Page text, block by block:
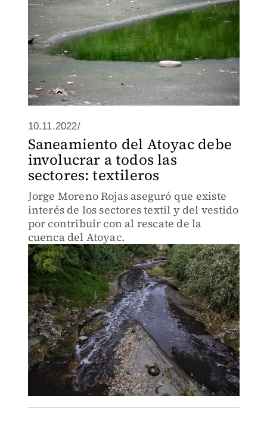
10.11.2022/
Saneamiento del Atoyac debe
involucrar a todos las
sectores: textileros
Jorge Moreno Rojas aseguró que existe
interés de los sectores textil y del vestido
por contribuir con al rescate de la
cuenca del Atoyac.